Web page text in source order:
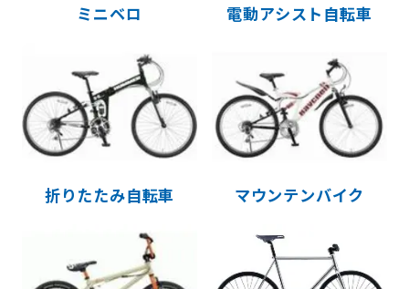
ミニベロ 電動アシスト自転車
折りたたみ自転車 マウンテンバイク